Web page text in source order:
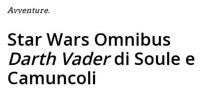
Avventure.
Star Wars Omnibus
Darth Vaderdi Soule e
Camuncoli